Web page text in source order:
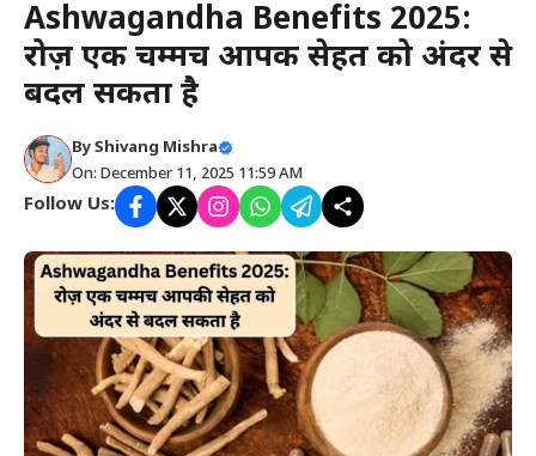
Ashwagandha Benefits 2025:
रोज़ एक चम्मच आपकी सेहत को अंदर से
बदल सकता है
ByShivang Mishra
On: December 11, 2025 11:59 AM
Follow Us: